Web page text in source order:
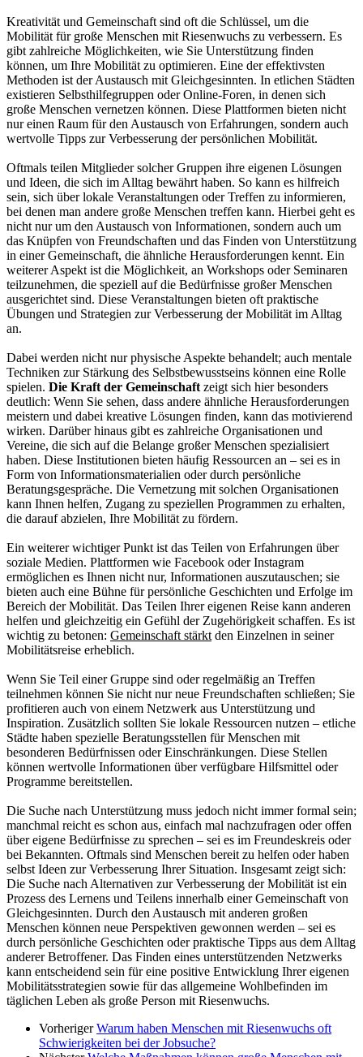
Kreativität und Gemeinschaft sind oft die Schlüssel, um die
Mobilität für große Menschen mit Riesenwuchs zu verbessern. Es
gibt zahlreiche Möglichkeiten, wie Sie Unterstützung finden
können, um Ihre Mobilität zu optimieren. Eine der effektivsten
Methoden ist der Austausch mit Gleichgesinnten. In etlichen Städten
existieren Selbsthilfegruppen oder Online-Foren, in denen sich
große Menschen vernetzen können. Diese Plattformen bieten nicht
nur einen Raum für den Austausch von Erfahrungen, sondern auch
wertvolle Tipps zur Verbesserung der persönlichen Mobilität.
Oftmals teilen Mitglieder solcher Gruppen ihre eigenen Lösungen
und Ideen, die sich im Alltag bewährt haben. So kann es hilfreich
sein, sich über lokale Veranstaltungen oder Treffen zu informieren,
bei denen man andere große Menschen treffen kann. Hierbei geht es
nicht nur um den Austausch von Informationen, sondern auch um
das Knüpfen von Freundschaften und das Finden von Unterstützung
in einer Gemeinschaft, die ähnliche Herausforderungen kennt. Ein
weiterer Aspekt ist die Möglichkeit, an Workshops oder Seminaren
teilzunehmen, die speziell auf die Bedürfnisse großer Menschen
ausgerichtet sind. Diese Veranstaltungen bieten oft praktische
Übungen und Strategien zur Verbesserung der Mobilität im Alltag
an.
Dabei werden nicht nur physische Aspekte behandelt; auch mentale
Techniken zur Stärkung des Selbstbewusstseins können eine Rolle
spielen. Die Kraft der Gemeinschaft zeigt sich hier besonders
deutlich: Wenn Sie sehen, dass andere ähnliche Herausforderungen
meistern und dabei kreative Lösungen finden, kann das motivierend
wirken. Darüber hinaus gibt es zahlreiche Organisationen und
Vereine, die sich auf die Belange großer Menschen spezialisiert
haben. Diese Institutionen bieten häufig Ressourcen an – sei es in
Form von Informationsmaterialien oder durch persönliche
Beratungsgespräche. Die Vernetzung mit solchen Organisationen
kann Ihnen helfen, Zugang zu speziellen Programmen zu erhalten,
die darauf abzielen, Ihre Mobilität zu fördern.
Ein weiterer wichtiger Punkt ist das Teilen von Erfahrungen über
soziale Medien. Plattformen wie Facebook oder Instagram
ermöglichen es Ihnen nicht nur, Informationen auszutauschen; sie
bieten auch eine Bühne für persönliche Geschichten und Erfolge im
Bereich der Mobilität. Das Teilen Ihrer eigenen Reise kann anderen
helfen und gleichzeitig ein Gefühl der Zugehörigkeit schaffen. Es ist
wichtig zu betonen: Gemeinschaft stärkt den Einzelnen in seiner
Mobilitätsreise erheblich.
Wenn Sie Teil einer Gruppe sind oder regelmäßig an Treffen
teilnehmen können Sie nicht nur neue Freundschaften schließen; Sie
profitieren auch von einem Netzwerk aus Unterstützung und
Inspiration. Zusätzlich sollten Sie lokale Ressourcen nutzen – etliche
Städte haben spezielle Beratungsstellen für Menschen mit
besonderen Bedürfnissen oder Einschränkungen. Diese Stellen
können wertvolle Informationen über verfügbare Hilfsmittel oder
Programme bereitstellen.
Die Suche nach Unterstützung muss jedoch nicht immer formal sein;
manchmal reicht es schon aus, einfach mal nachzufragen oder offen
über eigene Bedürfnisse zu sprechen – sei es im Freundeskreis oder
bei Bekannten. Oftmals sind Menschen bereit zu helfen oder haben
selbst Ideen zur Verbesserung Ihrer Situation. Insgesamt zeigt sich:
Die Suche nach Alternativen zur Verbesserung der Mobilität ist ein
Prozess des Lernens und Teilens innerhalb einer Gemeinschaft von
Gleichgesinnten. Durch den Austausch mit anderen großen
Menschen können neue Perspektiven gewonnen werden – sei es
durch persönliche Geschichten oder praktische Tipps aus dem Alltag
anderer Betroffener. Das Finden eines unterstützenden Netzwerks
kann entscheidend sein für eine positive Entwicklung Ihrer eigenen
Mobilitätsstrategien sowie für das allgemeine Wohlbefinden im
täglichen Leben als große Person mit Riesenwuchs.
Vorheriger Warum haben Menschen mit Riesenwuchs oft
Schwierigkeiten bei der Jobsuche?